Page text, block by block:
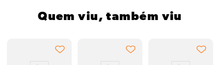
Quem viu, também viu